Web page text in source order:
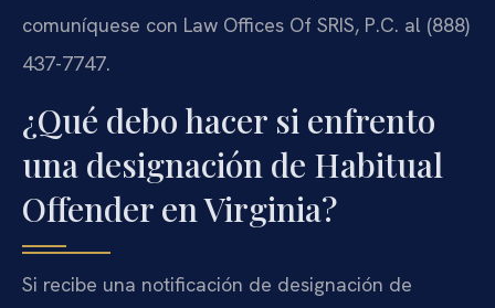
comuníquese con Law Offices Of SRIS, P.C. al (888)
437-7747.
¿Qué debo hacer si enfrento
una designación de Habitual
Offender en Virginia?
Si recibe una notificación de designación de